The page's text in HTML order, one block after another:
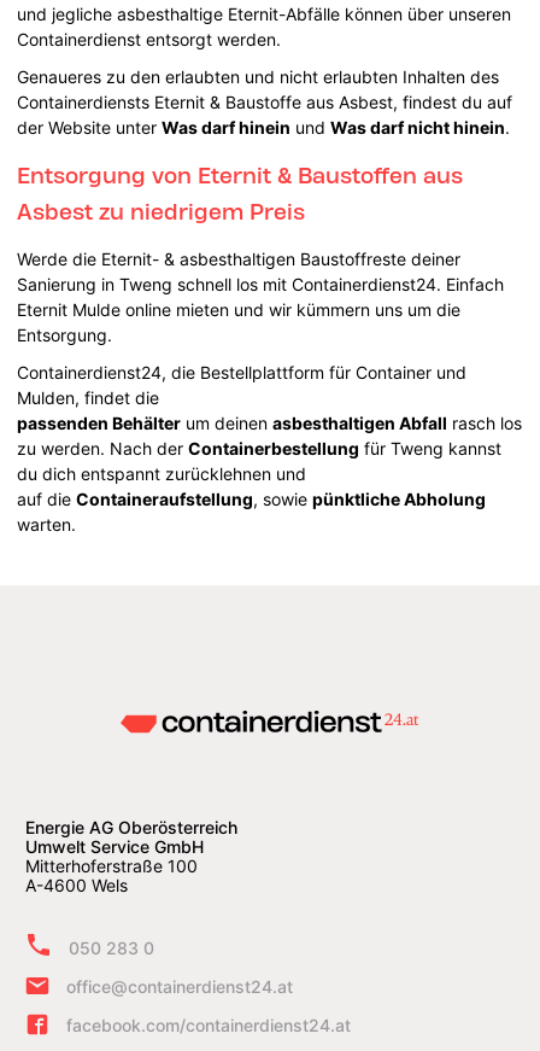
und jegliche asbesthaltige Eternit-Abfälle können über unseren
Containerdienst entsorgt werden.
Genaueres zu den erlaubten und nicht erlaubten Inhalten des
Containerdiensts Eternit & Baustoffe aus Asbest, findest du auf
der Website unterWas darf hinein undWas darf nicht hinein.
Entsorgung von Eternit & Baustoffen aus
Asbest zu niedrigem Preis
Werde die Eternit- & asbesthaltigen Baustoffreste deiner
Sanierung in Tweng schnell los mit Containerdienst24. Einfach
Eternit Mulde online mieten und wir kümmern uns um die
Entsorgung.
Containerdienst24, die Bestellplattform für Container und
Mulden, findet die
passenden Behälter um deinenasbesthaltigen Abfall rasch los
zu werden. Nach derContainerbestellung für Tweng kannst
du dich entspannt zurücklehnen und
auf dieContaineraufstellung, sowiepünktliche Abholung
warten.
Energie AG Oberösterreich
Umwelt Service GmbH
Mitterhoferstraße 100
A-4600 Wels
050 283 0
office@containerdienst24.at
facebook.com/containerdienst24.at